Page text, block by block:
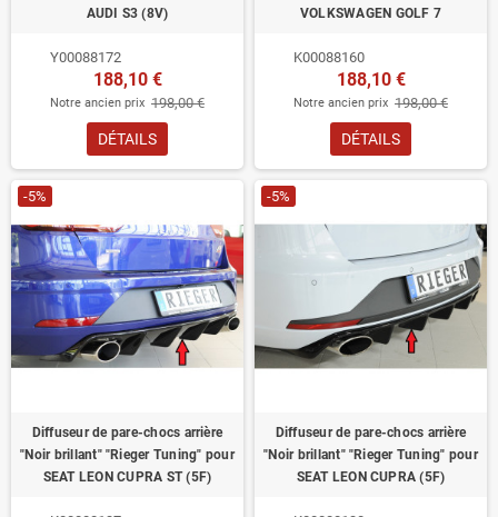
AUDI S3 (8V)
Y00088172
188,10 €
Notre ancien prix 198,00 €
DÉTAILS
VOLKSWAGEN GOLF 7
K00088160
188,10 €
Notre ancien prix 198,00 €
DÉTAILS
-5%
Diffuseur de pare-chocs arrière
"Noir brillant" "Rieger Tuning" pour
SEAT LEON CUPRA ST (5F)
-5%
Diffuseur de pare-chocs arrière
"Noir brillant" "Rieger Tuning" pour
SEAT LEON CUPRA (5F)